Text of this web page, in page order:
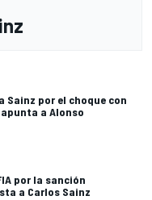
Sainz por el choque con
a Alonso
por la sanción
a Carlos Sainz